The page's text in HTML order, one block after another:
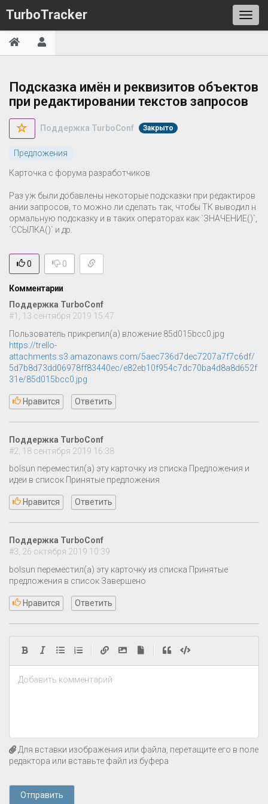
TurboTracker
Подсказка имён и реквизитов объектов
при редактировании текстов запросов
Поддержка TurboConf Закрыто
Предложения
Карточка с форума разработчиков
Раз уж были добавлены некоторые подсказки при редактиров
ании запросов, то можно ли сделать так, чтобы ТК выводил н
ормальную подсказку и в таких операторах как `ЗНАЧЕНИЕ()`,
`ССЫЛКА()` и др.
0 0
Комментарии
Поддержка TurboConf
#1, 13 сентября 2019 15:47
Пользователь прикрепил(а) вложение 85d015bcc0.jpg
https://trello-
attachments.s3.amazonaws.com/5aec736d7dec7207a7f7c6df/
5d7b8d73dd06978ff83440ec/e82eb10f954c7dc70ba4d8a8d652f
31e/85d015bcc0.jpg
Нравится Ответить
Поддержка TurboConf
#2, 18 сентября 2019 16:38
bolsun переместил(а) эту карточку из списка Предложения и
идеи в список Принятые предложения
Нравится Ответить
Поддержка TurboConf
#3, 26 октября 2019 10:39
bolsun переместил(а) эту карточку из списка Принятые
предложения в список Завершено
Нравится Ответить
Добавить комментарий
Для вставки изображения или файла, перетащите его в поле
редактора или вставьте файл из буфера